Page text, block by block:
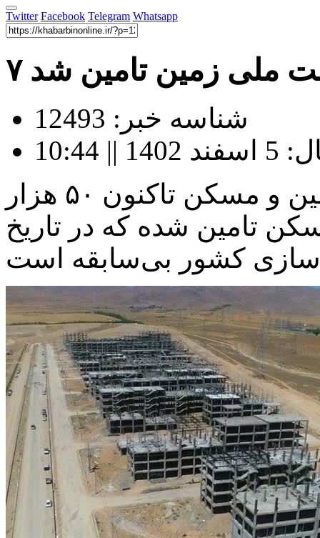
Twitter Facebook Telegram Whatsapp
ملی زمین تامین شد
شناسه خبر: 12493
به گفته رئیس سازمان ملی زمین و مسکن تاکنون ۵۰ هزار
تامین شده که در تاریخ